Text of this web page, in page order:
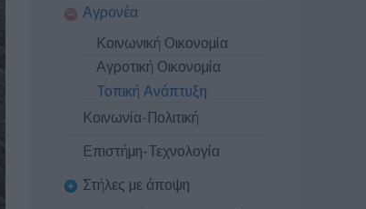
Αγρονέα
Κοινωνική Οικονομία
Αγροτική Οικονομία
Τοπική Ανάπτυξη
Κοινωνία-Πολιτική
Επιστήμη-Τεχνολογία
Στήλες με άποψη